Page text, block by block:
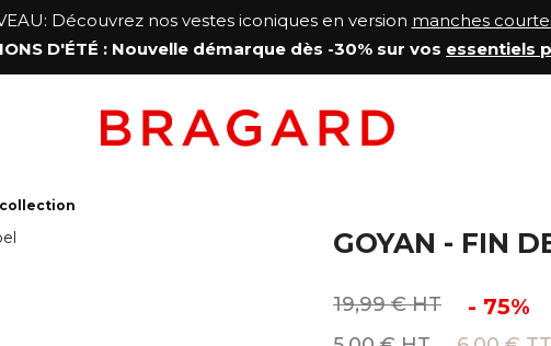
Découvrez nos vestes iconiques en version manches
D'ÉTÉ : Nouvelle démarque dès -30% sur vos essentiels
collection
GOYAN - FIN
19,99 € HT - 75%